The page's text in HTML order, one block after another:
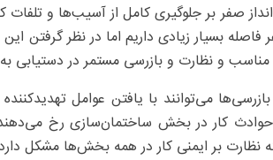
صفر بر جلوگیری کامل از آسیب‌ها و تلفات
فاصله‌ بسیار زیادی داریم اما در نظر گرفتن
و نظارت و بازرسی مستمر در دستیابی به
می‌توانند با یافتن عوامل
حوادث کار در بخش ساختمان‌سازی رخ
نظارت بر ایمنی کار در همه‌ بخش‌ها مشکل